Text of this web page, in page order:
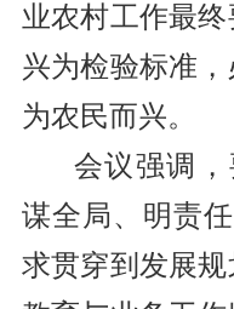
业农村工作最
兴为检验标准
为农民而兴。
会议强调，
谋全局、明责
求贯穿到发展规